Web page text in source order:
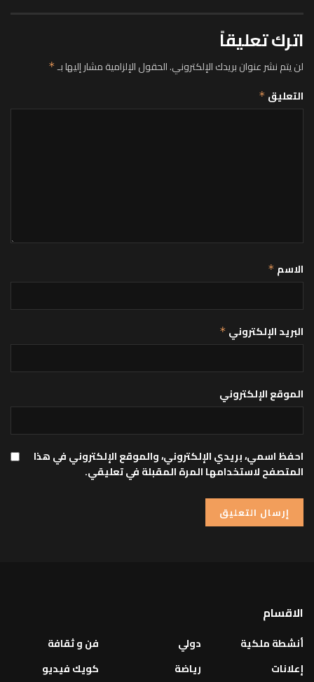
اترك تعليقاً
لن يتم نشر عنوان بريدك الإلكتروني.الحقول الإلزامية مشار إليها بـ*
التعليق *
الاسم *
البريد الإلكتروني *
الموقع الإلكتروني
احفظ اسمي، بريدي الإلكتروني، والموقع الإلكتروني في هذا
المتصفح لاستخدامها المرة المقبلة في تعليقي.
الاقسام
أنشطة ملكية
إعلانات
دولي
رياضة
فن و ثقافة
كويك فيديو